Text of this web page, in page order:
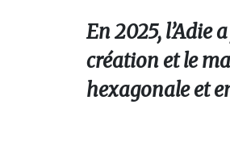
En 2025, l’Adie
création et le
hexagonale et